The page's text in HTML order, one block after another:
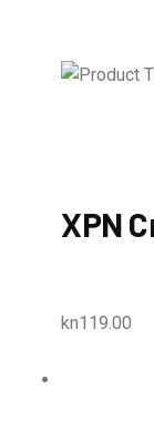
XPN
kn119.00